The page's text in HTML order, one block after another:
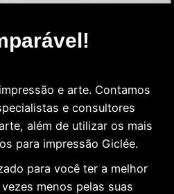
e arte. Contamos
e consultores
além de utilizar os mais
para impressão Giclée.
para você ter a melhor
menos pelas suas